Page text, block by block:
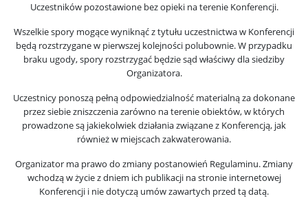
Uczestników pozostawione bez opieki na terenie Konferencji.
Wszelkie spory mogące wyniknąć z tytułu uczestnictwa w Konferencji
będą rozstrzygane w pierwszej kolejności polubownie. W przypadku
braku ugody, spory rozstrzygać będzie sąd właściwy dla siedziby
Organizatora.
Uczestnicy ponoszą pełną odpowiedzialność materialną za dokonane
przez siebie zniszczenia zarówno na terenie obiektów, w których
prowadzone są jakiekolwiek działania związane z Konferencją, jak
również w miejscach zakwaterowania.
Organizator ma prawo do zmiany postanowień Regulaminu. Zmiany
wchodzą w życie z dniem ich publikacji na stronie internetowej
Konferencji i nie dotyczą umów zawartych przed tą datą.